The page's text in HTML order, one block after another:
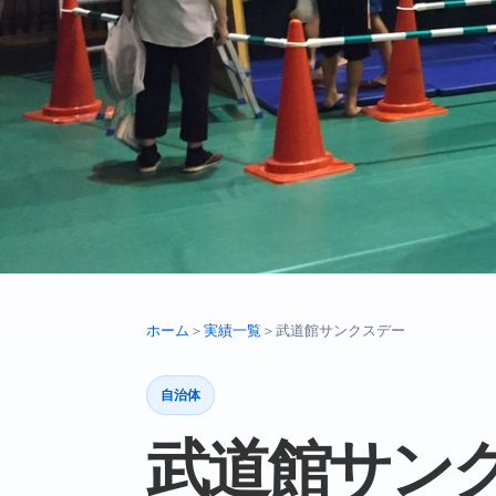
ホーム ＞実績一覧＞武道館サンクスデー
自治体
武道館サン